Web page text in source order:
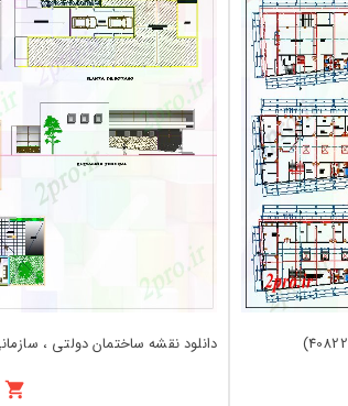
دانلود نقشه ساختمان دولتی ،